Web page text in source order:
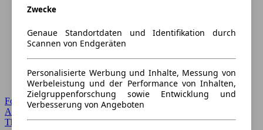
Forum Startseite
Alle Auto-Foren
Themen-Forum
Zwecke
Genaue Standortdaten und Identifikation durch
Scannen von Endgeräten
Personalisierte Werbung und Inhalte, Messung von
Werbeleistung und der Performance von Inhalten,
Zielgruppenforschung sowie Entwicklung und
Verbesserung von Angeboten